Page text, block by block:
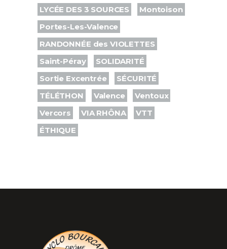
LYCÉE DES 3 SOURCES
Montoison
Portes-Les-Valence
RANDONNÉE des VIOLETTES
Saint-Péray
SOLIDARITÉ
Sortie Excentrée
SÉCURITÉ
TÉLÉTHON
Valence
Ventoux
Vercors
VIA RHÔNA
VTT
ÉTHIQUE